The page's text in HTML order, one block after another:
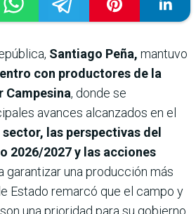
Santiago Peña, mantuvo
con productores de la
, donde se
avances alcanzados en el
las perspectivas del
2026/2027 y las acciones
garantizar una producción más
Estado remarcó que el campo y
una prioridad para su gobierno.